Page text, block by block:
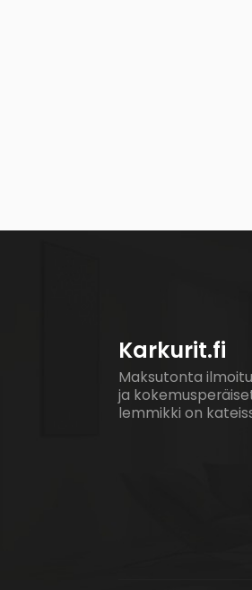
Karkurit.fi
Maksutonta
ja
lemmikki on